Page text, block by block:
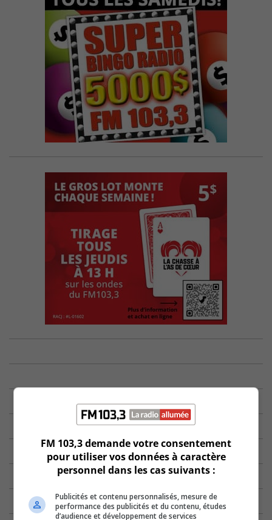
FM 103,3 demande votre consentement
pour utiliser vos données à caractère
personnel dans les cas suivants :
Publicités et contenu personnalisés, mesure de
performance des publicités et du contenu, études
d’audience et développement de services